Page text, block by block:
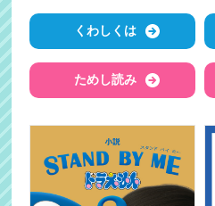
くわしくは
ためし読み